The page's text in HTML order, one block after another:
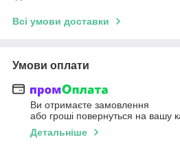
Всі умови доставки
Умови оплати
Ви отримаєте замовлення
або гроші повернуться на вашу
Детальніше